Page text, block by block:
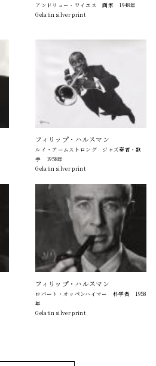
アンドリュー・ワイエス 画家 1948年
Gelatin silver print
フィリップ・ハルスマン
ルイ・アームストロング ジャズ奏者・歌
手 1958年
Gelatin silver print
フィリップ・ハルスマン
ロバート・オッペンハイマー 科学者 1958
年
Gelatin silver print